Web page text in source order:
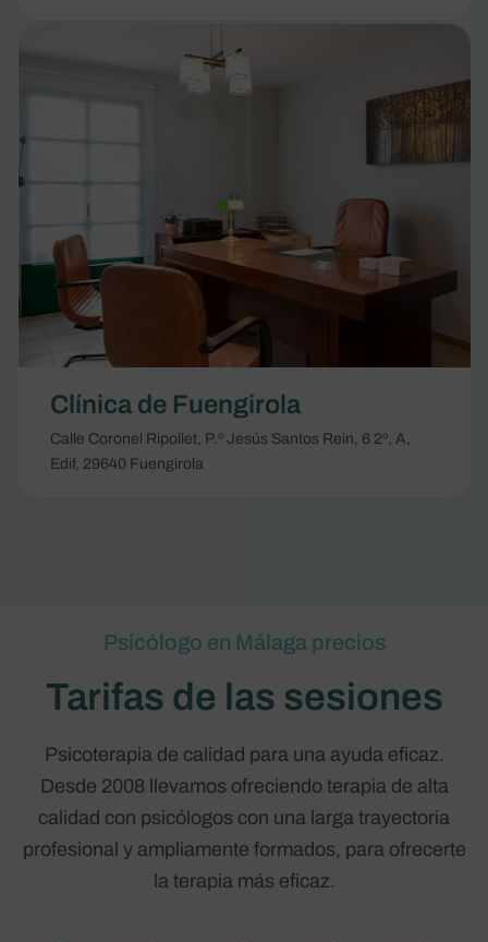
Clínica de Fuengirola
Calle Coronel Ripollet, P.º Jesús Santos Rein, 6 2º, A,
Edif, 29640 Fuengirola
Psicólogo en Málaga precios
Tarifas de las sesiones
Psicoterapia de calidad para una ayuda eficaz.
Desde 2008 llevamos ofreciendo terapia de alta
calidad con psicólogos con una larga trayectoria
profesional y ampliamente formados, para ofrecerte
la terapia más eficaz.